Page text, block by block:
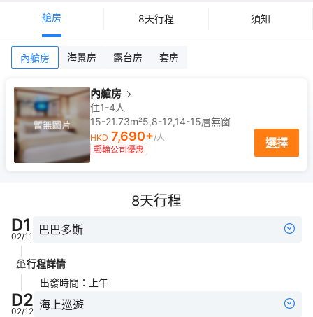
艙房 8天行程 須知
內艙房 海景房 露台房 套房
內艙房
住1-4人
15-21.73m²5,8-12,14-15層無窗
HKD 7,690+/人
郵輪公司優惠
選擇
8天行程
D1
02/11 巴巴多斯
行程詳情
出發時間 ： 上午
D2
02/12 海上巡遊